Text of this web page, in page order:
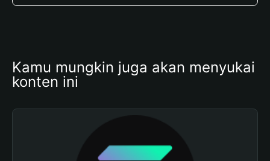
Kamu mungkin juga akan menyukai
konten ini